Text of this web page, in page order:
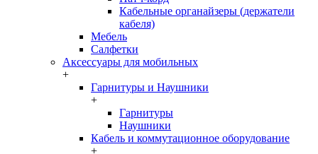
Кабельные органайзеры (держатели
кабеля)
Мебель
Салфетки
Аксессуары для мобильных
+
Гарнитуры и Наушники
+
Гарнитуры
Наушники
Кабель и коммутационное оборудование
+